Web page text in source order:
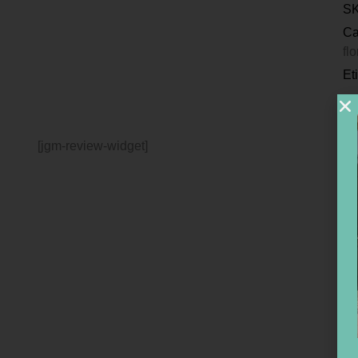
[jgm-review-widget]